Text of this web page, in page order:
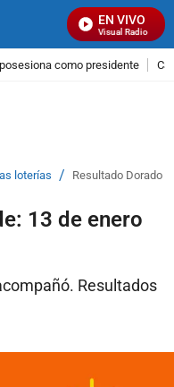
EN VIVO
Señal Visual Radio
como presidente
loterías / Resultado Dorado
13 de enero
Resultados